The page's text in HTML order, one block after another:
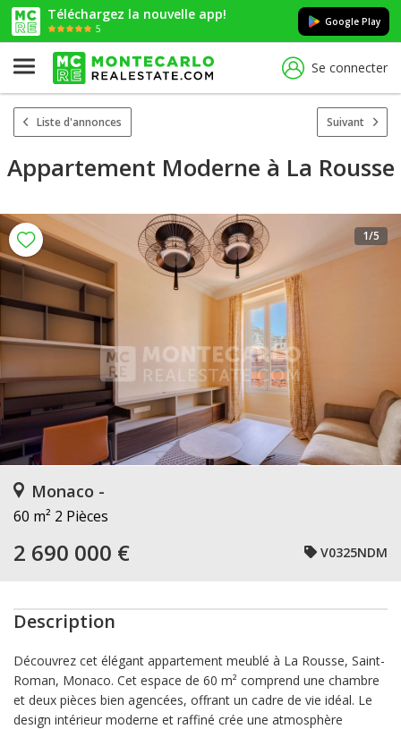
Téléchargez la nouvelle app!
5
Google Play
Se connecter
Liste d'annonces Suivant
Appartement Moderne à La Rousse
1/5
Monaco -
60 m² 2 Pièces
2 690 000 € V0325NDM
Description
Découvrez cet élégant appartement meublé à La Rousse, Saint-
Roman, Monaco. Cet espace de 60 m² comprend une chambre
et deux pièces bien agencées, offrant un cadre de vie idéal. Le
design intérieur moderne et raffiné crée une atmosphère